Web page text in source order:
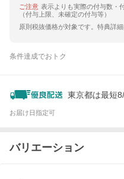
ご注意 表示よりも実際の付与数・
（付与上限、未確定の付与等）
原則税抜価格が対象です。特典詳
条件達成でおトク
東京都は最短
お届け日指定可
バリエーション